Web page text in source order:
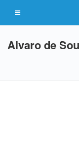
Alvaro de